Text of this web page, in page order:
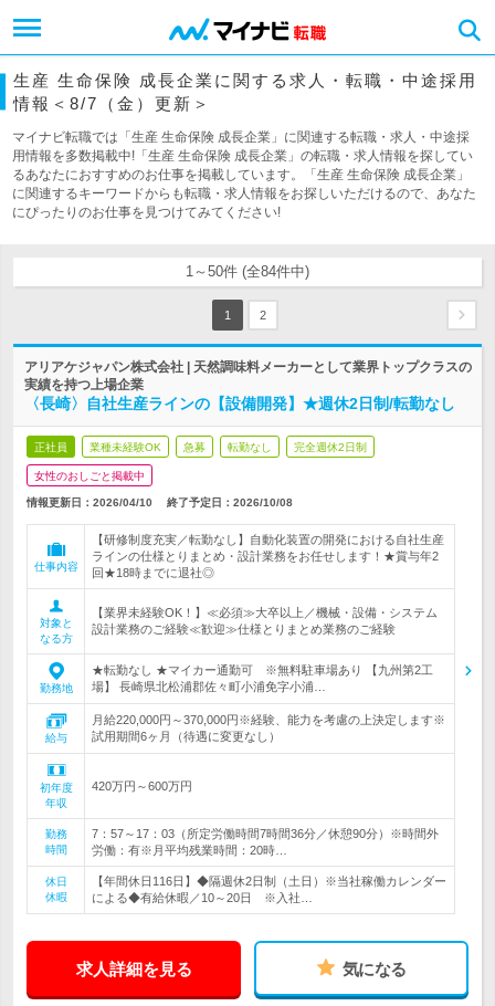
生産 生命保険 成長企業に関する求人・転職・中途採用
情報＜8/7（金）更新＞
マイナビ転職では「生産 生命保険 成長企業」に関連する転職・求人・中途採
用情報を多数掲載中!「生産 生命保険 成長企業」の転職・求人情報を探してい
るあなたにおすすめのお仕事を掲載しています。「生産 生命保険 成長企業」
に関連するキーワードからも転職・求人情報をお探しいただけるので、あなた
にぴったりのお仕事を見つけてみてください!
1～50件 (全84件中)
1 2
アリアケジャパン株式会社 | 天然調味料メーカーとして業界トップクラスの
実績を持つ上場企業
〈長崎〉自社生産ラインの【設備開発】★週休2日制/転勤なし
正社員 業種未経験OK 急募 転勤なし 完全週休2日制
女性のおしごと掲載中
情報更新日：2026/04/10 終了予定日： 2026/10/08
仕事内容
【研修制度充実／転勤なし】自動化装置の開発における自社生産
ラインの仕様とりまとめ・設計業務をお任せします！★賞与年2
回★18時までに退社◎
対象と
なる方
【業界未経験OK！】≪必須≫大卒以上／機械・設備・システム
設計業務のご経験≪歓迎≫仕様とりまとめ業務のご経験
勤務地
★転勤なし ★マイカー通勤可 ※無料駐車場あり 【九州第2工
場】 長崎県北松浦郡佐々町小浦免字小浦…
給与
月給220,000円～370,000円※経験、能力を考慮の上決定します※
試用期間6ヶ月（待遇に変更なし）
初年度
年収
420万円～600万円
勤務
時間
7：57～17：03（所定労働時間7時間36分／休憩90分）※時間外
労働：有※月平均残業時間：20時…
休日
休暇
【年間休日116日】◆隔週休2日制（土日）※当社稼働カレンダー
による◆有給休暇／10～20日 ※入社…
求人詳細を見る 気になる